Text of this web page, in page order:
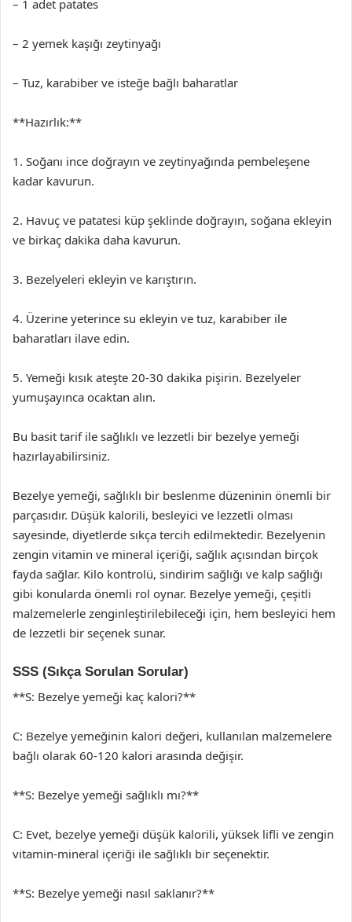
– 1 adet patates
– 2 yemek kaşığı zeytinyağı
– Tuz, karabiber ve isteğe bağlı baharatlar
**Hazırlık:**
1. Soğanı ince doğrayın ve zeytinyağında pembeleşene
kadar kavurun.
2. Havuç ve patatesi küp şeklinde doğrayın, soğana ekleyin
ve birkaç dakika daha kavurun.
3. Bezelyeleri ekleyin ve karıştırın.
4. Üzerine yeterince su ekleyin ve tuz, karabiber ile
baharatları ilave edin.
5. Yemeği kısık ateşte 20-30 dakika pişirin. Bezelyeler
yumuşayınca ocaktan alın.
Bu basit tarif ile sağlıklı ve lezzetli bir bezelye yemeği
hazırlayabilirsiniz.
Bezelye yemeği, sağlıklı bir beslenme düzeninin önemli bir
parçasıdır. Düşük kalorili, besleyici ve lezzetli olması
sayesinde, diyetlerde sıkça tercih edilmektedir. Bezelyenin
zengin vitamin ve mineral içeriği, sağlık açısından birçok
fayda sağlar. Kilo kontrolü, sindirim sağlığı ve kalp sağlığı
gibi konularda önemli rol oynar. Bezelye yemeği, çeşitli
malzemelerle zenginleştirilebileceği için, hem besleyici hem
de lezzetli bir seçenek sunar.
SSS (Sıkça Sorulan Sorular)
**S: Bezelye yemeği kaç kalori?**
C: Bezelye yemeğinin kalori değeri, kullanılan malzemelere
bağlı olarak 60-120 kalori arasında değişir.
**S: Bezelye yemeği sağlıklı mı?**
C: Evet, bezelye yemeği düşük kalorili, yüksek lifli ve zengin
vitamin-mineral içeriği ile sağlıklı bir seçenektir.
**S: Bezelye yemeği nasıl saklanır?**